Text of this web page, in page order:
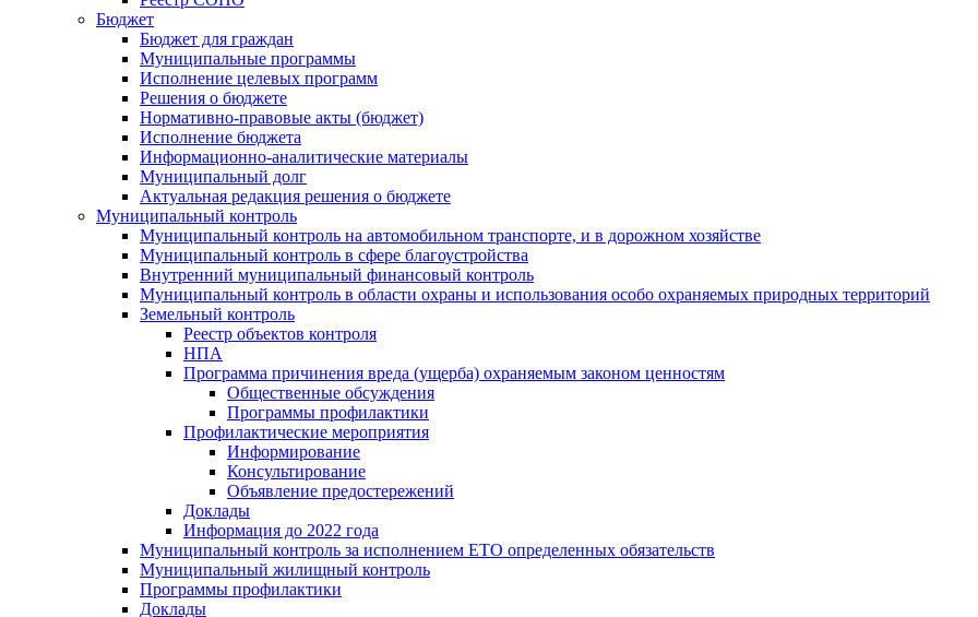
Бюджет
Бюджет для граждан
Муниципальные программы
Исполнение целевых программ
Решения о бюджете
Нормативно-правовые акты (бюджет)
Исполнение бюджета
Информационно-аналитические материалы
Муниципальный долг
Актуальная редакция решения о бюджете
Муниципальный контроль
Муниципальный контроль на автомобильном транспорте, и в дорожном хозяйстве
Муниципальный контроль в сфере благоустройства
Внутренний муниципальный финансовый контроль
Муниципальный контроль в области охраны и использования особо охраняемых природных территорий
Земельный контроль
Реестр объектов контроля
НПА
Программа причинения вреда (ущерба) охраняемым законом ценностям
Общественные обсуждения
Программы профилактики
Профилактические мероприятия
Информирование
Консультирование
Объявление предостережений
Доклады
Информация до 2022 года
Муниципальный контроль за исполнением ЕТО определенных обязательств
Муниципальный жилищный контроль
Программы профилактики
Доклады